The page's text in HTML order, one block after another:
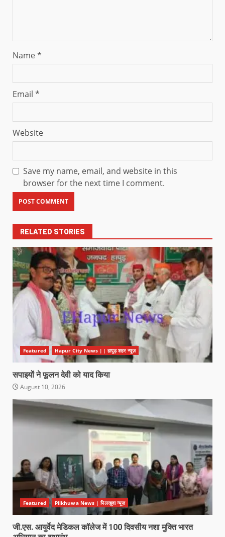
Name*
Email *
Website
Save my name, email, and website in this
browser for the next time I comment.
RELATED STORIES
Featured Hapur City News || हापुड़ शहर न्यूज़
सपाइयों ने फूलन देवी को याद किया
August 10, 2026
Featured Pilkhuwa News | पिलखुवा न्यूज़
जी.एस. आयुर्वेद मेडिकल कॉलेज में 100 दिवसीय नशा मुक्ति भारत